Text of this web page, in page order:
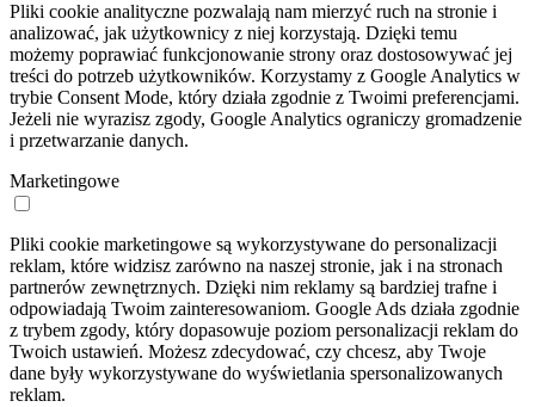
Pliki cookie analityczne pozwalają nam mierzyć ruch na stronie i
analizować, jak użytkownicy z niej korzystają. Dzięki temu
możemy poprawiać funkcjonowanie strony oraz dostosowywać jej
treści do potrzeb użytkowników. Korzystamy z Google Analytics w
trybie Consent Mode, który działa zgodnie z Twoimi preferencjami.
Jeżeli nie wyrazisz zgody, Google Analytics ograniczy gromadzenie
i przetwarzanie danych.
Marketingowe
Pliki cookie marketingowe są wykorzystywane do personalizacji
reklam, które widzisz zarówno na naszej stronie, jak i na stronach
partnerów zewnętrznych. Dzięki nim reklamy są bardziej trafne i
odpowiadają Twoim zainteresowaniom. Google Ads działa zgodnie
z trybem zgody, który dopasowuje poziom personalizacji reklam do
Twoich ustawień. Możesz zdecydować, czy chcesz, aby Twoje
dane były wykorzystywane do wyświetlania spersonalizowanych
reklam.